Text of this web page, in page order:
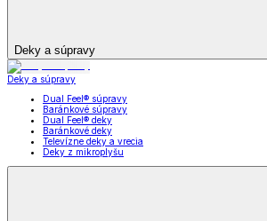
Deky a súpravy
Deky a súpravy
Dual Feel® súpravy
Baránkové súpravy
Dual Feel® deky
Baránkové deky
Televízne deky a vrecia
Deky z mikroplyšu